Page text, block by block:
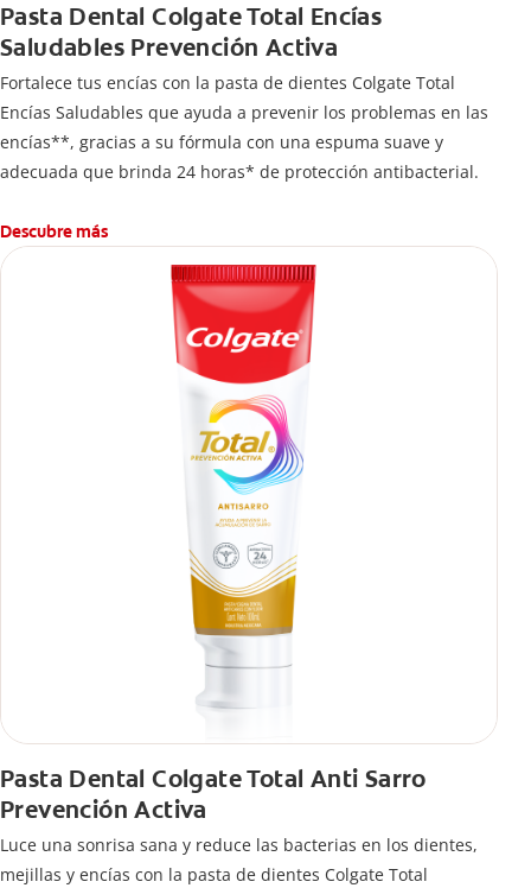
Pasta Dental Colgate Total Encías
Saludables Prevención Activa
Fortalece tus encías con la pasta de dientes Colgate Total
Encías Saludables que ayuda a prevenir los problemas en las
encías**, gracias a su fórmula con una espuma suave y
adecuada que brinda 24 horas* de protección antibacterial.
Descubre más
Pasta Dental Colgate Total Anti Sarro
Prevención Activa
Luce una sonrisa sana y reduce las bacterias en los dientes,
mejillas y encías con la pasta de dientes Colgate Total